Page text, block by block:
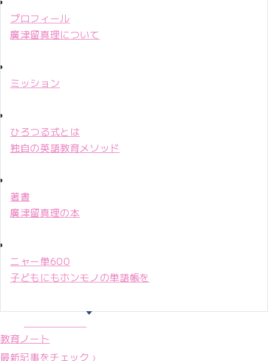
プロフィール
廣津留真理について
ミッション
ひろつる式とは
独自の英語教育メソッド
著書
廣津留真理の本
ニャー単600
子どもにもホンモノの単語帳を
教育ノート
最新記事をチェック ›